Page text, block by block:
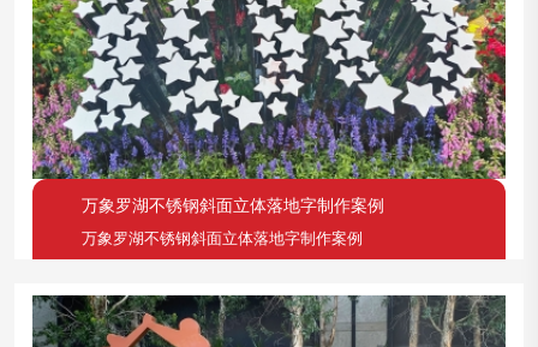
万象罗湖不锈钢斜面立体落地字制作案例
万象罗湖不锈钢斜面立体落地字制作案例